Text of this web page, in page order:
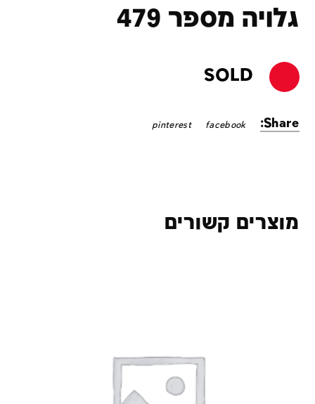
גלויה מספר 479
SOLD
Share:
facebook
pinterest
מוצרים קשורים